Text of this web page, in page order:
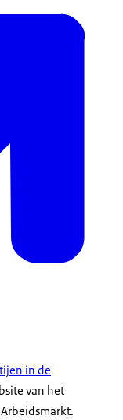
in de
van het